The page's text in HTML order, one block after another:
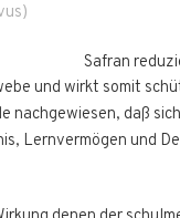
Safran
und wirkt somit
nachgewiesen, daß
Lernvermögen und